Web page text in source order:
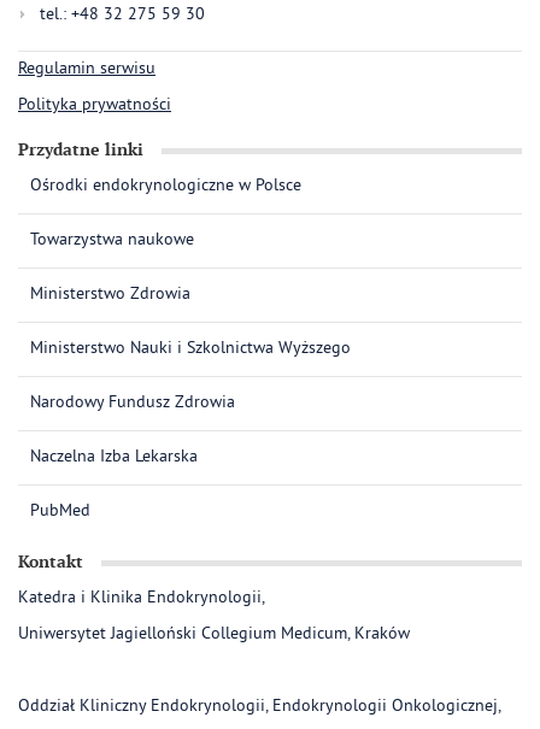
tel.: +48 32 275 59 30
Regulamin serwisu
Polityka prywatności
Przydatne linki
Ośrodki endokrynologiczne w Polsce
Towarzystwa naukowe
Ministerstwo Zdrowia
Ministerstwo Nauki i Szkolnictwa Wyższego
Narodowy Fundusz Zdrowia
Naczelna Izba Lekarska
PubMed
Kontakt
Katedra i Klinika Endokrynologii,
Uniwersytet Jagielloński Collegium Medicum, Kraków
Oddział Kliniczny Endokrynologii, Endokrynologii Onkologicznej,